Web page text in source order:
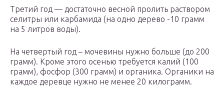
Третий год — достаточно весной пролить раствором
селитры или карбамида (на одно дерево -10 грамм
на 5 литров воды).
На четвертый год – мочевины нужно больше (до 200
грамм). Кроме этого осенью требуется калий (100
грамм), фосфор (300 грамм) и органика. Органики на
каждое деревце нужно не менее 20 килограмм.